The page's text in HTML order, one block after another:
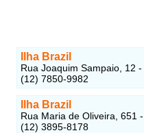
Ilha Brazil
Rua Joaquim Sampaio, 12
(12) 7850-9982
Ilha Brazil
Rua Maria de Oliveira, 651
(12) 3895-8178